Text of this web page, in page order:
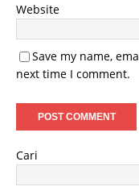
Website
Save my name,
next time I comment.
Cari